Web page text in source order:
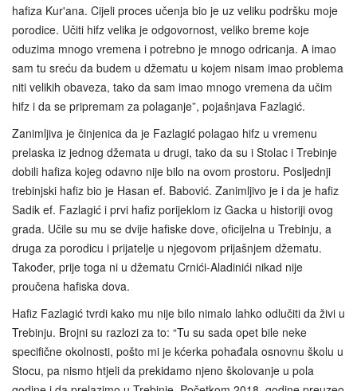
hafiza Kur'ana. Cijeli proces učenja bio je uz veliku podršku moje
porodice. Učiti hifz velika je odgovornost, veliko breme koje
oduzima mnogo vremena i potrebno je mnogo odricanja. A imao
sam tu sreću da budem u džematu u kojem nisam imao problema
niti velikih obaveza, tako da sam imao mnogo vremena da učim
hifz i da se pripremam za polaganje”, pojašnjava Fazlagić.
Zanimljiva je činjenica da je Fazlagić polagao hifz u vremenu
prelaska iz jednog džemata u drugi, tako da su i Stolac i Trebinje
dobili hafiza kojeg odavno nije bilo na ovom prostoru. Posljednji
trebinjski hafiz bio je Hasan ef. Babović. Zanimljivo je i da je hafiz
Sadik ef. Fazlagić i prvi hafiz porijeklom iz Gacka u historiji ovog
grada. Učile su mu se dvije hafiske dove, oficijelna u Trebinju, a
druga za porodicu i prijatelje u njegovom prijašnjem džematu.
Također, prije toga ni u džematu Crnići-Aladinići nikad nije
proučena hafiska dova.
Hafiz Fazlagić tvrdi kako mu nije bilo nimalo lahko odlučiti da živi u
Trebinju. Brojni su razlozi za to: “Tu su sada opet bile neke
specifične okolnosti, pošto mi je kćerka pohađala osnovnu školu u
Stocu, pa nismo htjeli da prekidamo njeno školovanje u pola